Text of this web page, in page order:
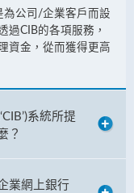
為公司/企業客戶而設
過CIB的各項服務，
資金，從而獲得更高
系統所提
？
業網上銀行